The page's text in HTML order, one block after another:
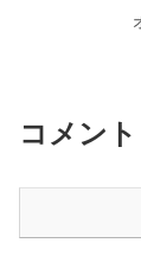
コメント